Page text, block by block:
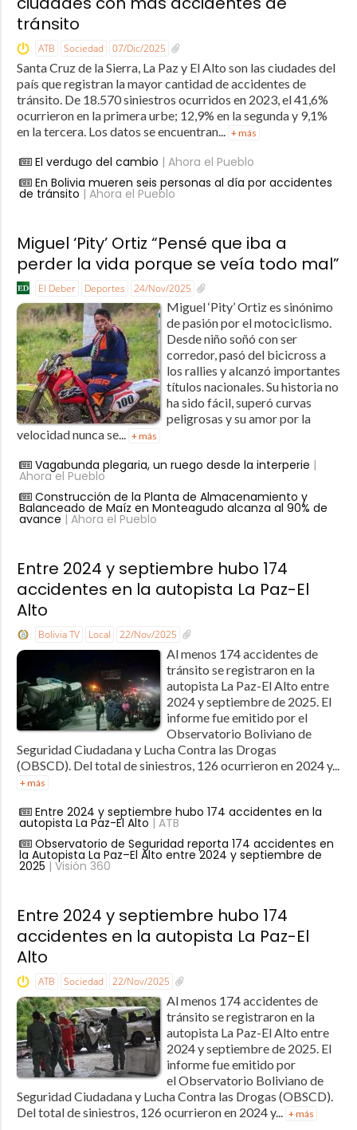
tránsito
ATB Sociedad 07/Dic/2025
Santa Cruz de la Sierra, La Paz y El Alto son las ciudades del
país que registran la mayor cantidad de accidentes de
tránsito. De 18.570 siniestros ocurridos en 2023, el 41,6%
ocurrieron en la primera urbe; 12,9% en la segunda y 9,1%
en la tercera. Los datos se encuentran...
+ más
El verdugo del cambio | Ahora el Pueblo
En Bolivia mueren seis personas al día por accidentes
de tránsito | Ahora el Pueblo
Miguel ‘Pity’ Ortiz “Pensé que iba a
perder la vida porque se veía todo mal”
El Deber Deportes 24/Nov/2025
Miguel ‘Pity’ Ortiz es sinónimo
de pasión por el motociclismo.
Desde niño soñó con ser
corredor, pasó del bicicross a
los rallies y alcanzó importantes
títulos nacionales. Su historia no
ha sido fácil, superó curvas
peligrosas y su amor por la
velocidad nunca se... + más
Vagabunda plegaria, un ruego desde la interperie |
Ahora el Pueblo
Construcción de la Planta de Almacenamiento y
Balanceado de Maíz en Monteagudo alcanza al 90% de
avance | Ahora el Pueblo
Entre 2024 y septiembre hubo 174
accidentes en la autopista La Paz-El
Alto
Bolivia TV Local 22/Nov/2025
Al menos 174 accidentes de
tránsito se registraron en la
autopista La Paz-El Alto entre
2024 y septiembre de 2025. El
informe fue emitido por el
Observatorio Boliviano de
Seguridad Ciudadana y Lucha Contra las Drogas
(OBSCD). Del total de siniestros, 126 ocurrieron en 2024 y...
+ más
Entre 2024 y septiembre hubo 174 accidentes en la
autopista La Paz-El Alto | ATB
Observatorio de Seguridad reporta 174 accidentes en
la Autopista La Paz–El Alto entre 2024 y septiembre de
2025 | Visión 360
Entre 2024 y septiembre hubo 174
accidentes en la autopista La Paz-El
Alto
ATB Sociedad 22/Nov/2025
Al menos 174 accidentes de
tránsito se registraron en la
autopista La Paz-El Alto entre
2024 y septiembre de 2025. El
informe fue emitido por
el Observatorio Boliviano de
Seguridad Ciudadana y Lucha Contra las Drogas (OBSCD).
Del total de siniestros, 126 ocurrieron en 2024 y... + más